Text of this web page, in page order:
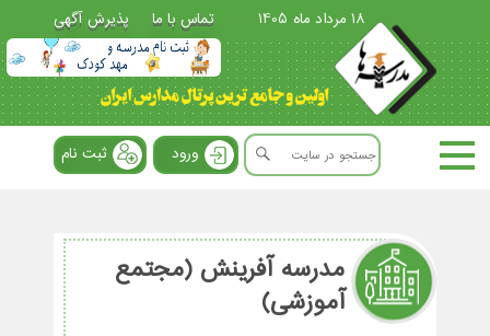
18 مرداد ماه 1405 تماس با ما پذیرش آگهی
ورود ثبت نام
مدرسه آفرینش (مجتمع
آموزشی)